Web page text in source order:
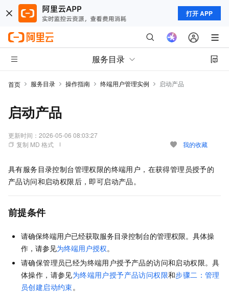
打开 APP
服务目录
首页 服务目录 操作指南 终端用户管理实例 启动产品
启动产品
更新时间： 2026-05-06 08:03:27
复制 MD 格式
我的收藏
具有服务目录控制台管理权限的终端用户，在获得管理员授予的
产品访问和启动权限后，即可启动产品。
前提条件
请确保终端用户已经获取服务目录控制台的管理权限。具体操
作，请参见为终端用户授权。
请确保管理员已经为终端用户授予产品的访问和启动权限。具
体操作，请参见为终端用户授予产品访问权限和步骤二：管理
员创建启动约束。